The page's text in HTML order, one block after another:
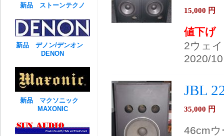
15,000 円
値下げ
2ウェ
2020/10
JBL
35,000 円
46cm
新品 ストーンテクノ
新品 デノン/デンオン
DENON
新品 マクソニック
MAXONIC